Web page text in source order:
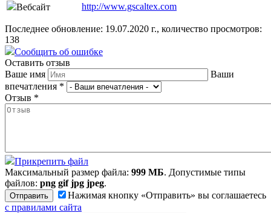
Вебсайт http://www.gscaltex.com
Последнее обновление: 19.07.2020 г., количество просмотров:
138
Сообщить об ошибке
Оставить отзыв
Ваше имя
Ваши
впечатления *
Отзыв *
Прикрепить файл
Максимальный размер файла: 999 МБ. Допустимые типы
файлов: png gif jpg jpeg.
Нажимая кнопку «Отправить» вы соглашаетесь
с правилами сайта